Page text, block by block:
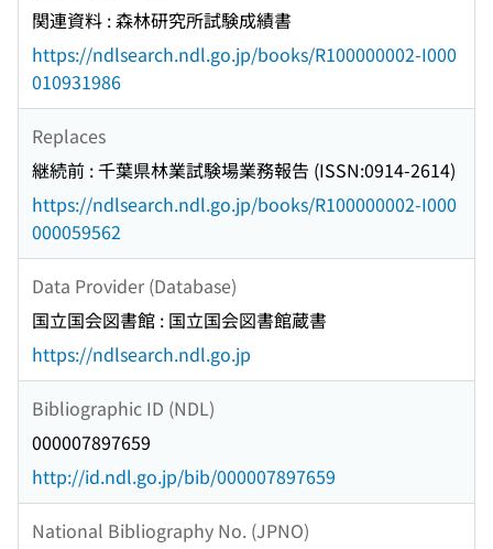
関連資料 : 森林研究所試験成績書
https://ndlsearch.ndl.go.jp/books/R100000002-I000
010931986
Replaces
継続前 : 千葉県林業試験場業務報告 (ISSN:0914-2614)
https://ndlsearch.ndl.go.jp/books/R100000002-I000
000059562
Data Provider (Database)
国立国会図書館 : 国立国会図書館蔵書
https://ndlsearch.ndl.go.jp
Bibliographic ID (NDL)
000007897659
http://id.ndl.go.jp/bib/000007897659
National Bibliography No. (JPNO)